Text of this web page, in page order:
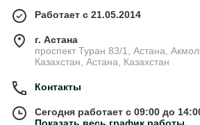
Работает с 21.05.2014
г. Астана
проспект Туран 83/1, Астана,
Казахстан, Астана, Казахстан
Контакты
Сегодня работает с 09:00 до